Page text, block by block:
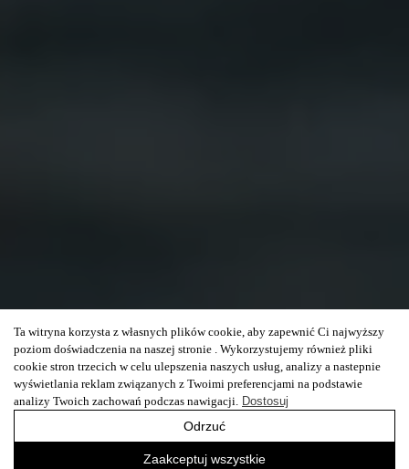
Ta witryna korzysta z własnych plików cookie, aby zapewnić Ci najwyższy
poziom doświadczenia na naszej stronie . Wykorzystujemy również pliki
cookie stron trzecich w celu ulepszenia naszych usług, analizy a nastepnie
wyświetlania reklam związanych z Twoimi preferencjami na podstawie
analizy Twoich zachowań podczas nawigacji. Dostosuj
Odrzuć
Zaakceptuj wszystkie